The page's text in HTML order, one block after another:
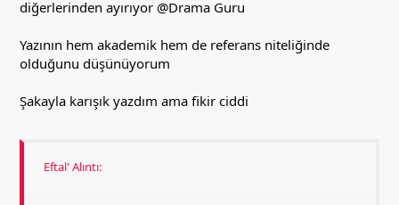
diğerlerinden ayırıyor @Drama Guru
Yazının hem akademik hem de referans niteliğinde
olduğunu düşünüyorum
Şakayla karışık yazdım ama fikir ciddi
Eftal' Alıntı: